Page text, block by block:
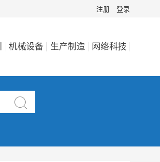
注册 登录
机械设备 生产制造 网络科技
